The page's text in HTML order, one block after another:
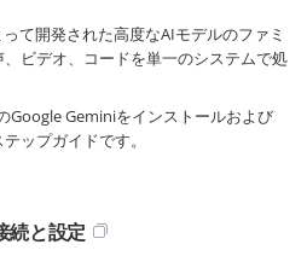
て開発された高度なAIモデルのファミ
ビデオ、コードを単一のシステムで処
Google Geminiをインストールおよび
ップガイドです。
続と設定